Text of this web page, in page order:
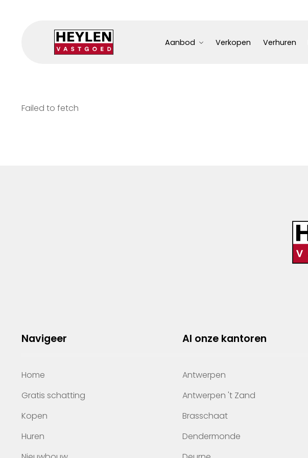
Aanbod Verkopen Verhuren
Failed to fetch
Navigeer
Home
Gratis schatting
Kopen
Huren
Al onze kantoren
Antwerpen
Antwerpen 't Zand
Brasschaat
Dendermonde